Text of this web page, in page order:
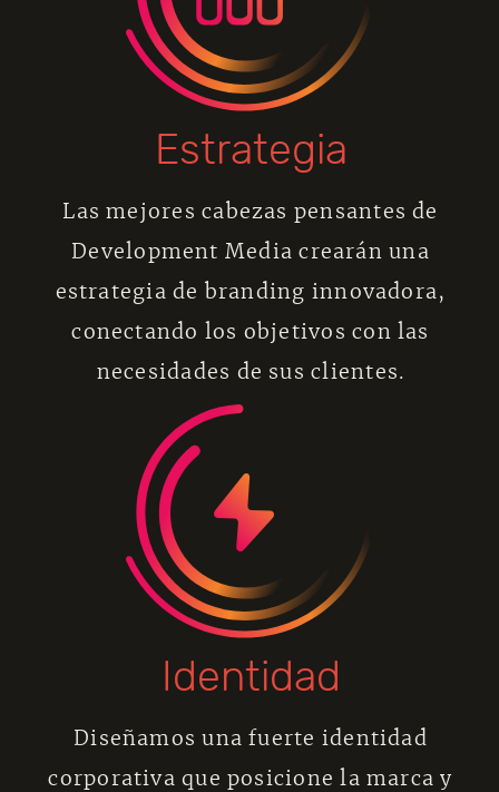
Estrategia
Las mejores cabezas pensantes de
Development Media crearán una
estrategia de branding innovadora,
conectando los objetivos con las
necesidades de sus clientes.
Identidad
Diseñamos una fuerte identidad
corporativa que posicione la marca y